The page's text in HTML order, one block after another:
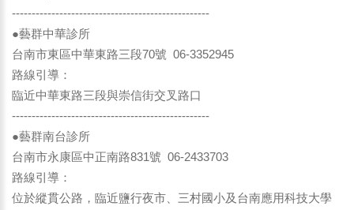
--------------------------------------------------
●藝群中華診所
台南市東區中華東路三段70號 06-3352945
路線引導：
臨近中華東路三段與崇信街交叉路口
--------------------------------------------------
●藝群南台診所
台南市永康區中正南路831號 06-2433703
路線引導：
位於縱貫公路，臨近鹽行夜市、三村國小及台南應用科技大學